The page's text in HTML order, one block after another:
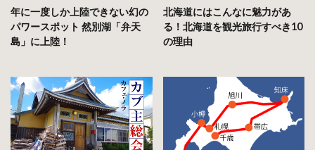
年に一度しか上陸できない幻の
パワースポット 然別湖「弁天
島」に上陸！
北海道にはこんなに魅力があ
る！北海道を観光旅行すべき10
の理由